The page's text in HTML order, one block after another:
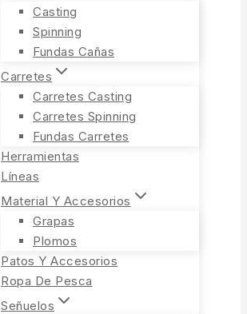
Casting
Spinning
Fundas Cañas
Carretes
Carretes Casting
Carretes Spinning
Fundas Carretes
Herramientas
Líneas
Material Y Accesorios
Grapas
Plomos
Patos Y Accesorios
Ropa De Pesca
Señuelos